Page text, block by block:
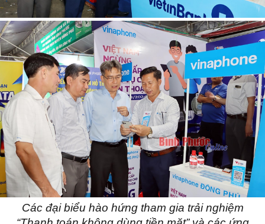
Các đại biểu hào hứng tham gia trải nghiệm